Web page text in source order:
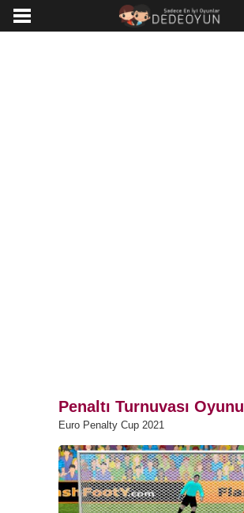
Penaltı Turnuvası Oyunu
Euro Penalty Cup 2021